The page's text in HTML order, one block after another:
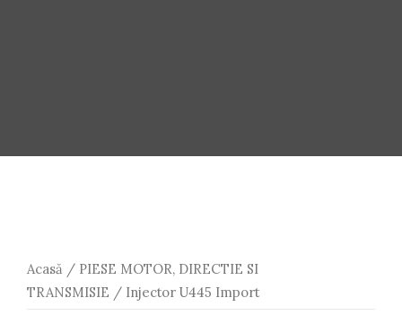
Acasă / PIESE MOTOR, DIRECTIE SI
TRANSMISIE / Injector U445 Import